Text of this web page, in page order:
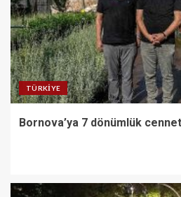
TÜRKIYE
Bornova’ya 7 dönümlük